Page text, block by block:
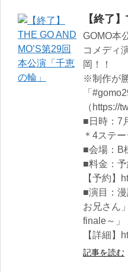
【終了
GOMO本
コメディ
岡！！
※制作が
「
（https://
■​日時：7
＊4ステ
■会場：B
■料金：
【予約】
■演目：
お兄さん
finale～」
【詳細】
記事を読む